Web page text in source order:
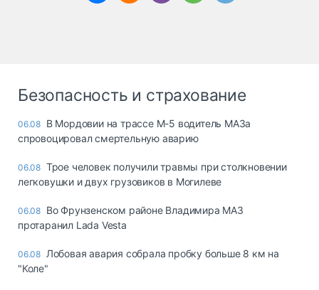
Безопасность и страхование
06.08 В Мордовии на трассе М-5 водитель МАЗа
спровоцировал смертельную аварию
06.08 Трое человек получили травмы при столкновении
легковушки и двух грузовиков в Могилеве
06.08 Во Фрунзенском районе Владимира МАЗ
протаранил Lada Vesta
06.08 Лобовая авария собрала пробку больше 8 км на
"Коле"